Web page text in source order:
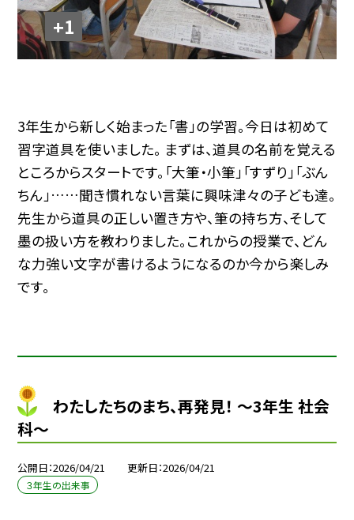
+1
3年生から新しく始まった「書」の学習。今日は初めて
習字道具を使いました。 まずは、道具の名前を覚える
ところからスタートです。「大筆・小筆」「すずり」「ぶん
ちん」……聞き慣れない言葉に興味津々の子ども達。
先生から道具の正しい置き方や、筆の持ち方、そして
墨の扱い方を教わりました。これからの授業で、どん
な力強い文字が書けるようになるのか今から楽しみ
です。
わたしたちのまち、再発見！ ～3年生 社会
科～
公開日 2026/04/21 更新日 2026/04/21
３年生の出来事